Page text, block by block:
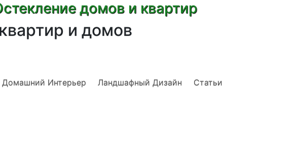
домов и квартир
и домов
Домашний Интерьер Ландшафный Дизайн Статьи